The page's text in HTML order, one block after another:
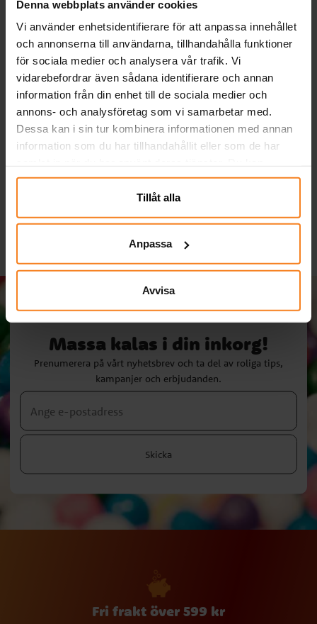
Denna webbplats använder cookies
Vi använder enhetsidentifierare för att anpassa innehållet
och annonserna till användarna, tillhandahålla funktioner
för sociala medier och analysera vår trafik. Vi
vidarebefordrar även sådana identifierare och annan
information från din enhet till de sociala medier och
annons- och analysföretag som vi samarbetar med.
Dessa kan i sin tur kombinera informationen med annan
information som du har tillhandahållit eller som de har
närsomhelst ändra ditt samtycke.
Tillåt alla
Anpassa
Avvisa
Dog Party -
Pappmuggar 8-pack
Ballonger
Bondgårdsdjur 6-pack
Massa kalas i din inkorg!
Prenumerera på vårt nyhetsbrev och ta del av roliga tips,
kampanjer och erbjudanden.
Skicka
Fri frakt över 599 kr